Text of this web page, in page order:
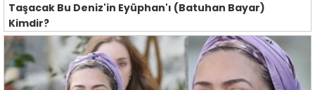
Taşacak Bu Deniz'in Eyüphan'ı (Batuhan Bayar)
Kimdir?